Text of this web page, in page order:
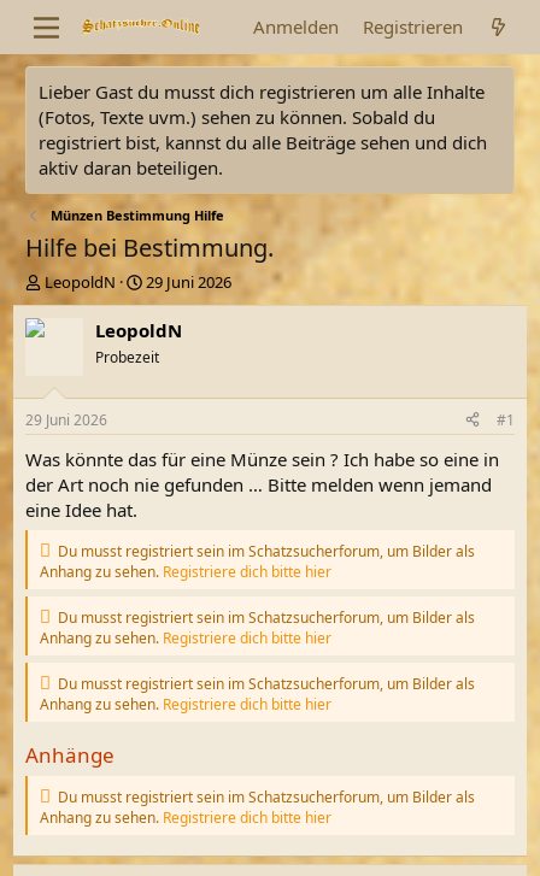
Anmelden Registrieren
Lieber Gast du musst dich registrieren um alle Inhalte
(Fotos, Texte uvm.) sehen zu können. Sobald du
registriert bist, kannst du alle Beiträge sehen und dich
aktiv daran beteiligen.
Münzen Bestimmung Hilfe
Hilfe bei Bestimmung.
E
r
s
l
e
r
LeopoldN
E
r
s
e
t
a
m
29 Juni 2026
LeopoldN
Probezeit
29 Juni 2026 #1
Was könnte das für eine Münze sein ? Ich habe so eine in
der Art noch nie gefunden … Bitte melden wenn jemand
eine Idee hat.
Du musst registriert sein im Schatzsucherforum, um Bilder als
Anhang zu sehen. Registriere dich bitte hier
Du musst registriert sein im Schatzsucherforum, um Bilder als
Anhang zu sehen. Registriere dich bitte hier
Du musst registriert sein im Schatzsucherforum, um Bilder als
Anhang zu sehen. Registriere dich bitte hier
Anhänge
Du musst registriert sein im Schatzsucherforum, um Bilder als
Anhang zu sehen. Registriere dich bitte hier